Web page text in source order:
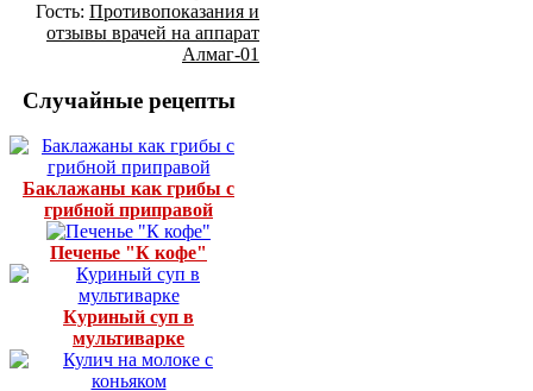
Гость: Противопоказания и
отзывы врачей на аппарат
Алмаг-01
Случайные рецепты
Баклажаны как грибы с
грибной приправой
Печенье "К кофе"
Куриный суп в
мультиварке